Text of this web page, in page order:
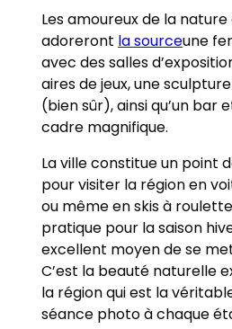
Les amoureux de la
adoreront la sourceune
avec des salles
aires de jeux, une
(bien sûr), ainsi qu’un bar
cadre magnifique.
La ville constitue un point
pour visiter la région en
ou même en skis à
pratique pour la saison
excellent moyen de se
C’est la beauté naturelle
la région qui est la
séance photo à chaque